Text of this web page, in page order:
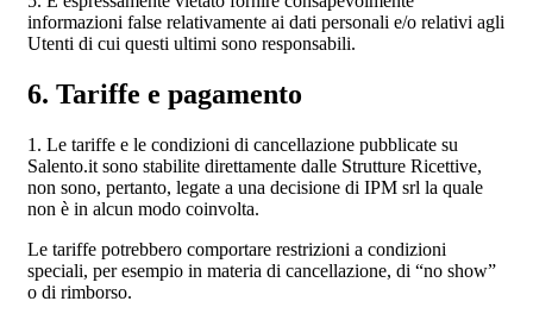
informazioni false relativamente ai dati personali e/o relativi agli
Utenti di cui questi ultimi sono responsabili.
6. Tariffe e pagamento
1. Le tariffe e le condizioni di cancellazione pubblicate su
Salento.it sono stabilite direttamente dalle Strutture Ricettive,
non sono, pertanto, legate a una decisione di IPM srl la quale
non è in alcun modo coinvolta.
Le tariffe potrebbero comportare restrizioni a condizioni
speciali, per esempio in materia di cancellazione, di “no show”
o di rimborso.